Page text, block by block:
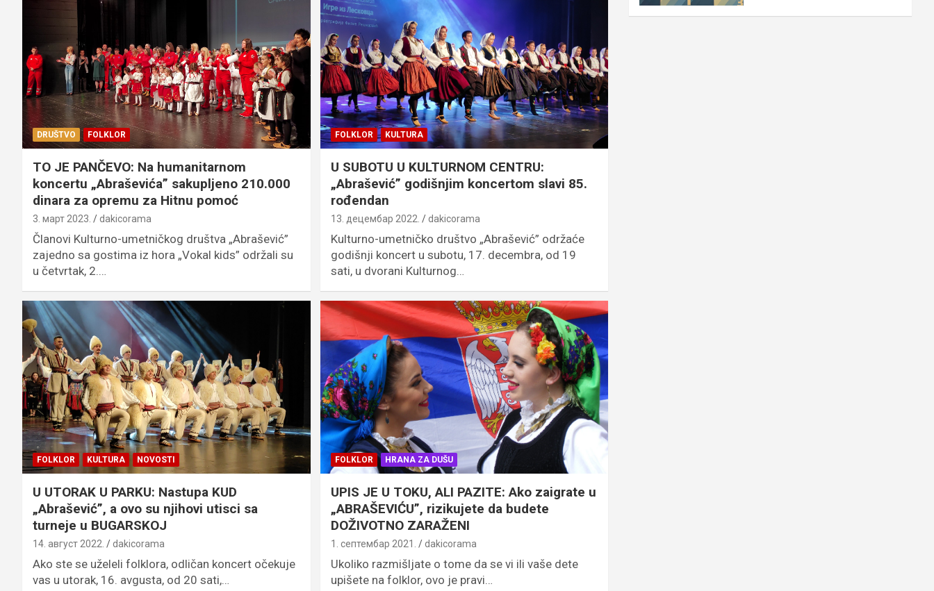
DRUŠTVO FOLKLOR
TO JE PANČEVO: Na humanitarnom
koncertu „Abraševića” sakupljeno 210.000
dinara za opremu za Hitnu pomoć
3. март 2023. dakicorama
Članovi Kulturno-umetničkog društva „Abrašević”
zajedno sa gostima iz hora „Vokal kids” održali su
u četvrtak, 2.…
FOLKLOR KULTURA
U SUBOTU U KULTURNOM CENTRU:
„Abrašević” godišnjim koncertom slavi 85.
rođendan
13. децембар 2022. dakicorama
Kulturno-umetničko društvo „Abrašević” održaće
godišnji koncert u subotu, 17. decembra, od 19
sati, u dvorani Kulturnog…
FOLKLOR KULTURA NOVOSTI
U UTORAK U PARKU: Nastupa KUD
„Abrašević”, a ovo su njihovi utisci sa
turneje u BUGARSKOJ
14. август 2022. dakicorama
Ako ste se uželeli folklora, odličan koncert očekuje
vas u utorak, 16. avgusta, od 20 sati,…
FOLKLOR HRANA ZA DUŠU
UPIS JE U TOKU, ALI PAZITE: Ako zaigrate u
„ABRAŠEVIĆU”, rizikujete da budete
DOŽIVOTNO ZARAŽENI
1. септембар 2021. dakicorama
Ukoliko razmišljate o tome da se vi ili vaše dete
upišete na folklor, ovo je pravi…